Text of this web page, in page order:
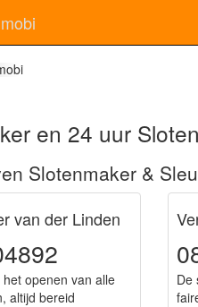
en 24 uur
Slotenmaker &
van der Linden
openen van alle
altijd bereid
De